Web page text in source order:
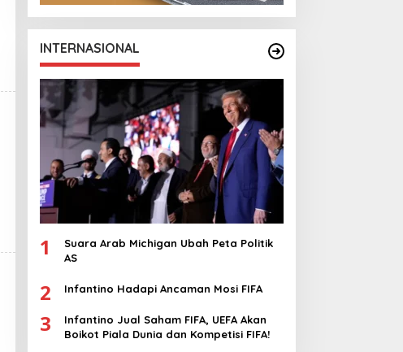
INTERNASIONAL
1
Suara Arab Michigan Ubah Peta Politik
AS
2 Infantino Hadapi Ancaman Mosi FIFA
3
Infantino Jual Saham FIFA, UEFA Akan
Boikot Piala Dunia dan Kompetisi FIFA!